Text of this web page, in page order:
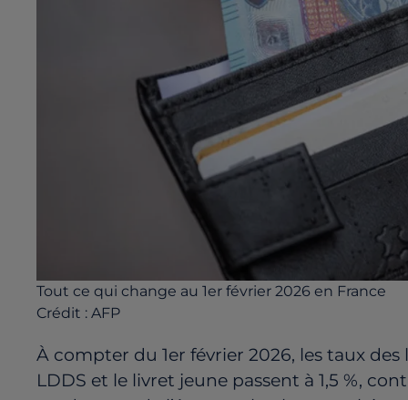
Tout ce qui change au 1er février 2026 en France
Crédit : AFP
À compter du 1er février 2026, les taux
LDDS et le livret jeune passent à 1,5 %,